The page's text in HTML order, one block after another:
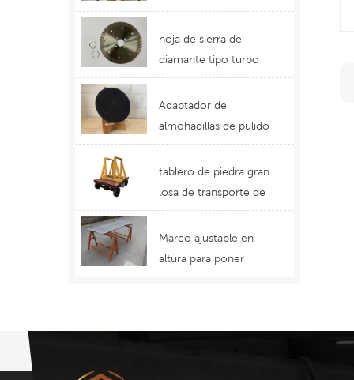
de protección para un
uso duradero Hojas de
corte con el mejor
diseño
hoja de sierra de
diamante tipo turbo
para cortar granito
piedra de cuarzo
precio de suministro
de china
Adaptador de
almohadillas de pulido
para amoladora
angular Soporte de
disco abrasivo
tablero de piedra gran
losa de transporte de
paquetes tipo carro de
ferry carro de control
remoto
Marco ajustable en
altura para poner